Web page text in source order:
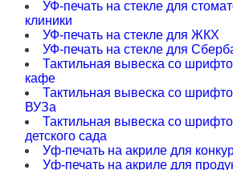
УФ-печать на стекле для
клиники
УФ-печать на стекле для ЖКХ
УФ-печать на стекле для
Тактильная вывеска со
кафе
Тактильная вывеска со
ВУЗа
Тактильная вывеска со
детского сада
Уф-печать на акриле для
Уф-печать на акриле для